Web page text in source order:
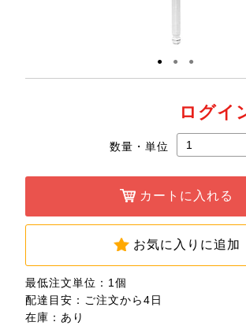
● ● ●
ログイ
数量・単位
カートに入れる
お気に入りに追加
最低注文単位：1個
配達目安：ご注文から4日
在庫：あり